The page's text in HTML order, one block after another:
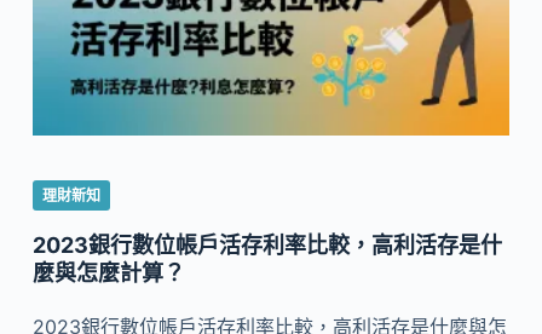
理財新知
2023銀行數位帳戶活存利率比較，高利活存是什
麼與怎麼計算？
2023銀行數位帳戶活存利率比較，高利活存是什麼與怎